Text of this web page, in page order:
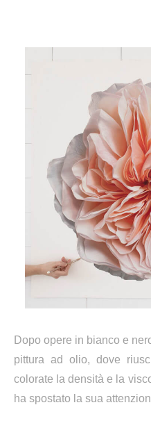
Dopo opere in bianco e
pittura ad olio, dove
colorate la densità e la
ha spostato la sua